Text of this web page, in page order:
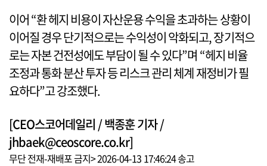
이어 “환 헤지 비용이 자산운용 수익을 초과하는 상황이
이어질 경우 단기적으로는 수익성이 악화되고, 장기적으
로는 자본 건전성에도 부담이 될 수 있다”며 “헤지 비율
조정과 통화 분산 투자 등 리스크 관리 체계 재정비가 필
요하다”고 강조했다.
[CEO스코어데일리 / 백종훈 기자 /
jhbaek@ceoscore.co.kr]
무단 전재-재배포 금지> 2026-04-13 17:46:24 송고